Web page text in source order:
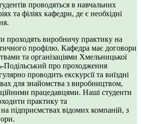
проводяться в навчальних
та філіях кафедри, де є необхідні
проходять виробничу практику на
профілю. Кафедра має договори
та організаціями Хмельницької
Подільський про проходження
проводить екскурсії та виїздні
для знайомства з виробництвом,
працедавцями. Наші студенти
практику та
підприємствах відомих компаній, з